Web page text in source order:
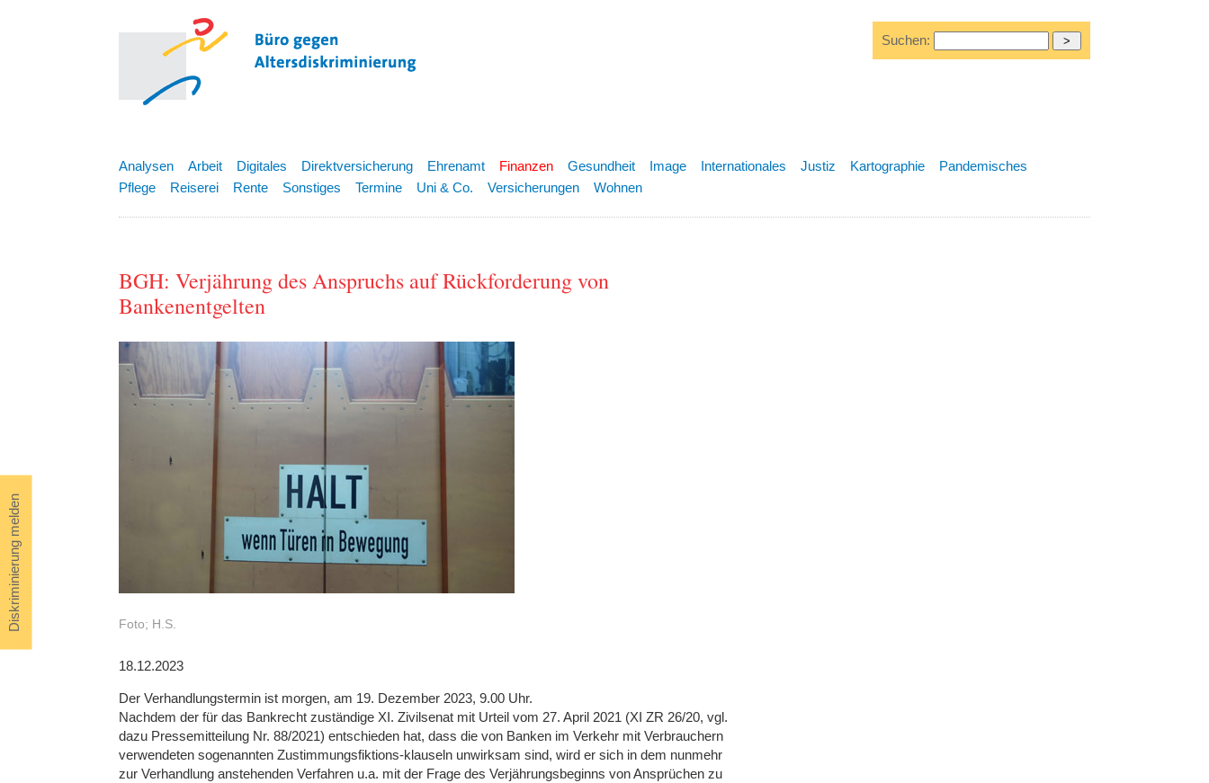
Diskriminierung melden
Suchen:
Analysen Arbeit Digitales Direktversicherung Ehrenamt Finanzen Gesundheit Image Internationales Justiz Kartographie
Pandemisches
Pflege
Reiserei Rente Sonstiges Termine Uni & Co. Versicherungen Wohnen
BGH: Verjährung des Anspruchs auf Rückforderung von
Bankenentgelten
Foto; H.S.
18.12.2023
Der Verhandlungstermin ist morgen, am 19. Dezember 2023, 9.00 Uhr.
Nachdem der für das Bankrecht zuständige XI. Zivilsenat mit Urteil vom 27. April 2021 (XI ZR 26/20, vgl.
dazu Pressemitteilung Nr. 88/2021) entschieden hat, dass die von Banken im Verkehr mit Verbrauchern
verwendeten sogenannten Zustimmungsfiktions-klauseln unwirksam sind, wird er sich in dem nunmehr
zur Verhandlung anstehenden Verfahren u.a. mit der Frage des Verjährungsbeginns von Ansprüchen zu